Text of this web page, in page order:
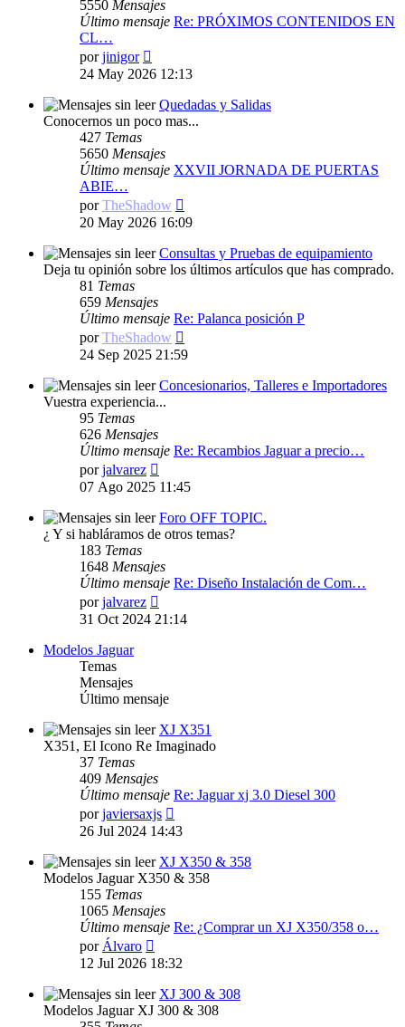
5550 Mensajes
Último mensaje Re: PRÓXIMOS CONTENIDOS EN
CL…
porjinigor
último
24 May 2026 12:13
Quedadas y Salidas
Conocernos un poco mas...
427 Temas
5650 Mensajes
Último mensaje XXVII JORNADA DE PUERTAS
ABIE…
porTheShadow
último
20 May 2026 16:09
Consultas y Pruebas de equipamiento
Deja tu opinión sobre los últimos artículos que has comprado.
81 Temas
659 Mensajes
Último mensaje Re: Palanca posición P
porTheShadow
último
24 Sep 2025 21:59
Concesionarios, Talleres e Importadores
Vuestra experiencia...
95 Temas
626 Mensajes
Último mensaje Re: Recambios Jaguar a precio…
porjalvarez
último
07 Ago 2025 11:45
Foro OFF TOPIC.
¿ Y si habláramos de otros temas?
183 Temas
1648 Mensajes
Último mensaje Re: Diseño Instalación de Com…
porjalvarez
último
31 Oct 2024 21:14
Modelos Jaguar
Temas
Mensajes
Último mensaje
XJ X351
X351, El Icono Re Imaginado
37 Temas
409 Mensajes
Último mensaje Re: Jaguar xj 3.0 Diesel 300
porjaviersaxjs
último
26 Jul 2024 14:43
XJ X350 & 358
Modelos Jaguar X350 & 358
155 Temas
1065 Mensajes
Último mensaje Re: ¿Comprar un XJ X350/358 o…
porÁlvaro
último
12 Jul 2026 18:32
XJ 300 & 308
Modelos Jaguar XJ 300 & 308